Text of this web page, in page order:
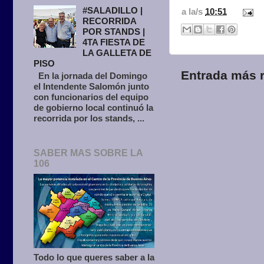
a la/s 10:51
Entrada más
#SALADILLO |
RECORRIDA
POR STANDS |
4TA FIESTA DE
LA GALLETA DE
PISO
En la jornada del Domingo
el Intendente Salomón junto
con funcionarios del equipo
de gobierno local continuó la
recorrida por los stands, ...
SABER MAS SOBRE LA
106
Todo lo que queres saber a la